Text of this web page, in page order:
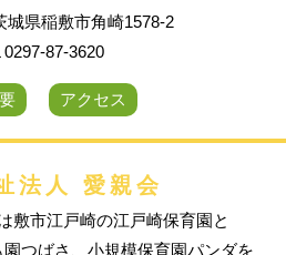
城県稲敷市角崎1578-2
0297-87-3620
アクセス
法人 愛親会
敷市江戸崎の江戸崎保育園と
つばさ、小規模保育園パンダを